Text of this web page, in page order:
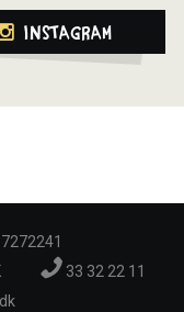
Instagram
33 32 22 11